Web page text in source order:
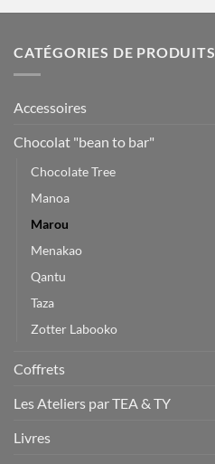
CATÉGORIES DE PRODUITS
Accessoires
Chocolat "bean to bar"
Chocolate Tree
Manoa
Marou
Menakao
Qantu
Taza
Zotter Labooko
Coffrets
Les Ateliers par TEA & TY
Livres